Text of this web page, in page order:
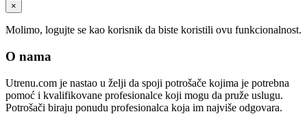
×
Molimo, logujte se kao korisnik da biste koristili ovu funkcionalnost.
O nama
Utrenu.com je nastao u želji da spoji potrošače kojima je potrebna
pomoć i kvalifikovane profesionalce koji mogu da pruže uslugu.
Potrošači biraju ponudu profesionalca koja im najviše odgovara.